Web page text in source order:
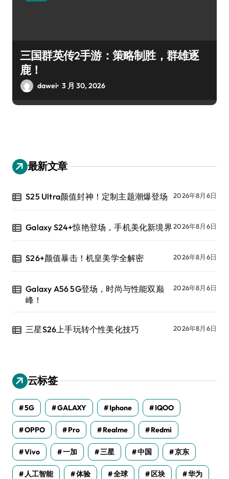
三国群英传2手游：策略制胜，群雄逐
鹿！
dawei 3 月 30, 2026
最新文章
S25 Ultra颜值封神！定制主题潮爆登场 2026年8月6日
Galaxy S24+惊艳登场，手机美化新境界2026年8月6日
S26+颜值暴击！机皇美学全解密 2026年8月6日
Galaxy A56 5G登场，时尚与性能双巅
峰！
2026年8月6日
三星S26上手玩转个性美化技巧 2026年8月6日
云标签
5G GALAXY Iphone IQOO
OPPO Pro Realme Redmi
Vivo 一加 三星 中国 京东
人工智能 体验 全球 区块 华为